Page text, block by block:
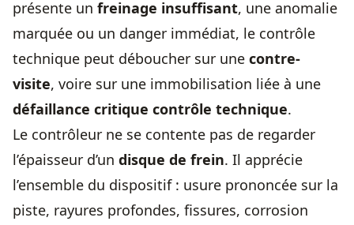
présente un freinage insuffisant, une anomalie
marquée ou un danger immédiat, le contrôle
technique peut déboucher sur une contre-
visite, voire sur une immobilisation liée à une
défaillance critique contrôle technique.
Le contrôleur ne se contente pas de regarder
l’épaisseur d’un disque de frein. Il apprécie
l’ensemble du dispositif : usure prononcée sur la
piste, rayures profondes, fissures, corrosion